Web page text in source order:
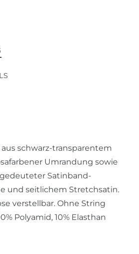
schwarz-transparentem
Umrandung sowie
Satinband-
und seitlichem Stretchsatin.
verstellbar. Ohne String
Polyamid, 10% Elasthan